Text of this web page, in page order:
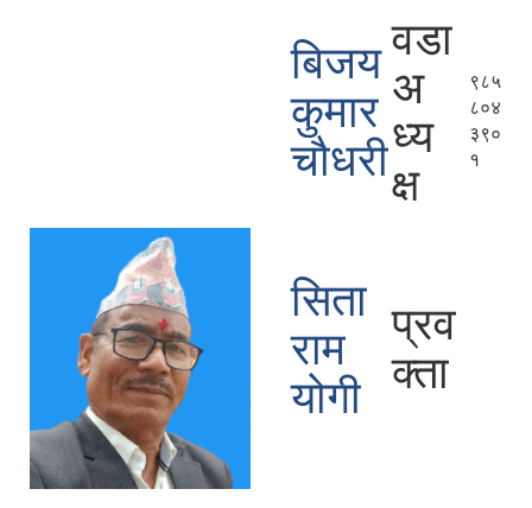
बिजय
कुमार
चौधरी
वडा
अ
ध्य
क्ष
९८५
८०४
३९०
१
सिता
राम
योगी
प्रव
क्ता